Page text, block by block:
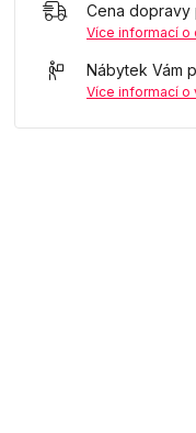
Cena dopravy
Více informací o
Nábytek Vám
Více informací o